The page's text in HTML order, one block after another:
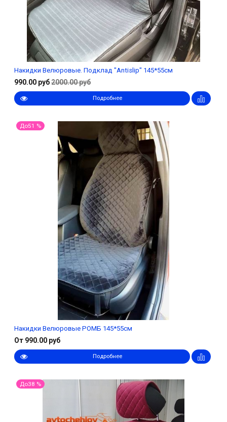
Накидки Велюровые. Подклад "Antislip" 145*55см
990.00 руб2000.00 руб
Подробнее
До51 %
Накидки Велюровые РОМБ 145*55см
От 990.00 руб
Подробнее
До38 %